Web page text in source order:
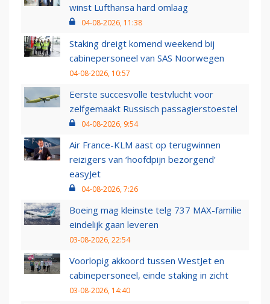
winst Lufthansa hard omlaag
04-08-2026, 11:38
Staking dreigt komend weekend bij
cabinepersoneel van SAS Noorwegen
04-08-2026, 10:57
Eerste succesvolle testvlucht voor
zelfgemaakt Russisch passagierstoestel
04-08-2026, 9:54
Air France-KLM aast op terugwinnen
reizigers van ‘hoofdpijn bezorgend’
easyJet
04-08-2026, 7:26
Boeing mag kleinste telg 737 MAX-familie
eindelijk gaan leveren
03-08-2026, 22:54
Voorlopig akkoord tussen WestJet en
cabinepersoneel, einde staking in zicht
03-08-2026, 14:40